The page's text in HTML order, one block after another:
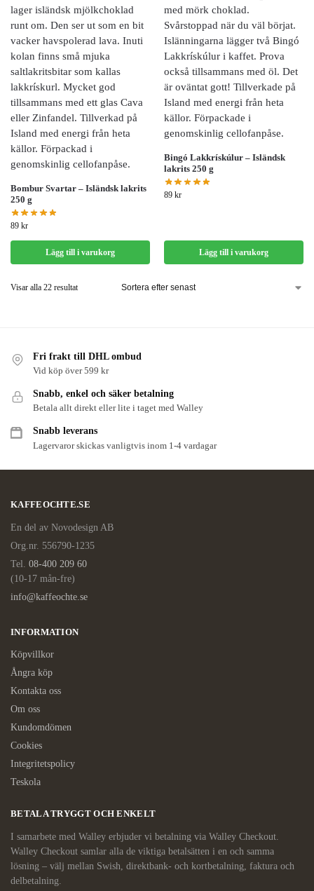
Bombur Svartar – Isländsk lakrits
250 g
89 kr
Lägg till i varukorg
Bingó Lakkrískúlur – Isländsk
lakrits 250 g
89 kr
Lägg till i varukorg
Visar alla 22 resultat
Fri frakt till DHL ombud
Vid köp över 599 kr
Snabb, enkel och säker betalning
Betala allt direkt eller lite i taget med Walley
Snabb leverans
Lagervaror skickas vanligtvis inom 1-4 vardagar
KAFFEOCHTE.SE
En del av Novodesign AB
Org.nr. 556790-1235
Tel. 08-400 209 60
(10-17 mån-fre)
info@kaffeochte.se
INFORMATION
Köpvillkor
Ångra köp
Kontakta oss
Om oss
Kundomdömen
Cookies
Integritetspolicy
Teskola
BETALA TRYGGT OCH ENKELT
I samarbete med Walley erbjuder vi betalning via Walley Checkout.
Walley Checkout samlar alla de viktiga betalsätten i en och samma
lösning – välj mellan Swish, direktbank- och kortbetalning, faktura och
delbetalning.
Upplevelse
För att vår
hemsida ska
prestera så
bra som
under ditt
besök. Om
du nekar de
här kakorna
funktionalitet
att försvinna
hemsidan.
Marknadsföring
Genom att dela
med dig av dina
beteende när du
och erbjudanden.